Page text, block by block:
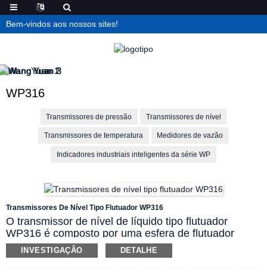
Bem-vindos aos nossos sites!
WP316
Transmissores de pressão Transmissores de nível
Transmissores de temperatura Medidores de vazão
Indicadores industriais inteligentes da série WP
Transmissores De Nível Tipo Flutuador WP316
O transmissor de nível de líquido tipo flutuador
WP316 é composto por uma esfera de flutuador
magnética, tubo estabilizador do flutuador, interruptor
reed, caixa de conexão de fios à prova de explosão e
INVESTIGAÇÃO DETALHE